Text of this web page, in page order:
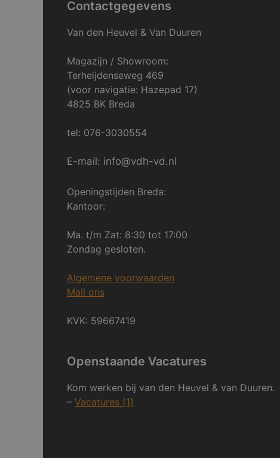
Contactgegevens
Van den Heuvel & Van Duuren
Magazijn / Showroom:
Terheijdenseweg 469
(voor navigatie: Hazepad 17)
4825 BK Breda
tel: 076-3030554
E-mail: info@vdh-vd.nl
Openingstijden Breda:
Kantoor:
Ma. t/m Zat: 8:30 tot 17:00
Zondag gesloten.
Algemene voorwaarden
Mail ons
KVK: 59667419
Openstaande Vacatures
Kom werken bij van den Heuvel & van Duuren.
– Vacatures (1)